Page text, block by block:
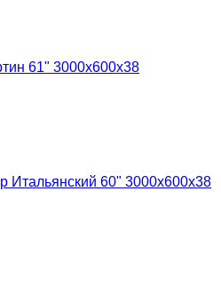
61" 3000х600х38
60" 3000х600х38